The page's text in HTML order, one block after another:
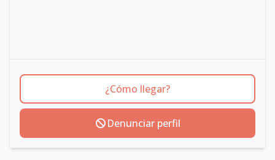
¿Cómo llegar?
Denunciar perfil